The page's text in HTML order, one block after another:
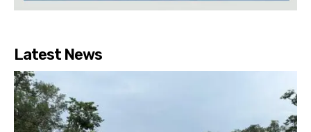
Latest News